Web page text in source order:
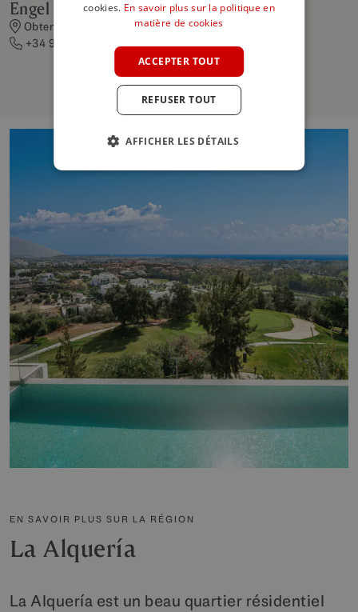
Engel & Völkers Marbella Ouest
Obtenir des indications
+34 952 07 42 42
EN SAVOIR PLUS SUR LA RÉGION
La Alquería
La Alquería est un beau quartier résidentiel
FRENCH
POLISH
cookies. En savoir plus sur la politique en
matière de cookies
ACCEPTER TOUT
REFUSER TOUT
AFFICHER LES DÉTAILS